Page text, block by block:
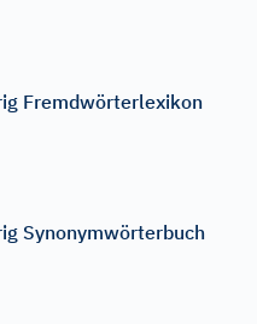
Fremdwörterlexikon
Synonymwörterbuch